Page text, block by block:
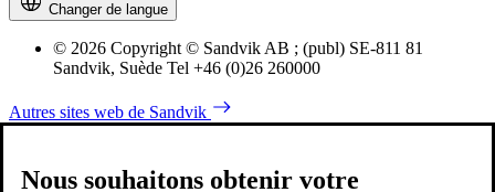
Changer de langue
© 2026 Copyright © Sandvik AB ; (publ) SE-811 81
Sandvik, Suède Tel +46 (0)26 260000
Autres sites web de Sandvik
Nous souhaitons obtenir votre